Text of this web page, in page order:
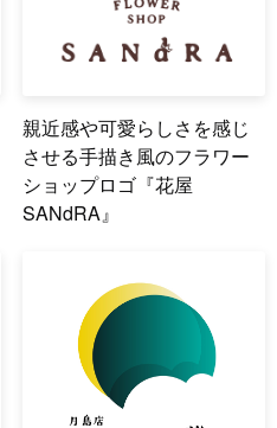
親近感や可愛らしさを感じ
させる手描き風のフラワー
ショップロゴ『花屋
SANdRA』